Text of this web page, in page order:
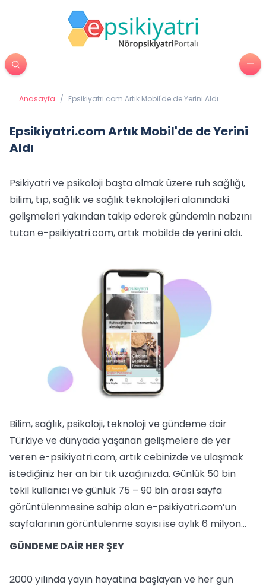
Anasayfa / Epsikiyatri.com Artık Mobil'de de Yerini Aldı
Epsikiyatri.com Artık Mobil'de de Yerini
Aldı
Psikiyatri ve psikoloji başta olmak üzere ruh sağlığı,
bilim, tıp, sağlık ve sağlık teknolojileri alanındaki
gelişmeleri yakından takip ederek gündemin nabzını
tutan e-psikiyatri.com, artık mobilde de yerini aldı.
Bilim, sağlık, psikoloji, teknoloji ve gündeme dair
Türkiye ve dünyada yaşanan gelişmelere de yer
veren e-psikiyatri.com, artık cebinizde ve ulaşmak
istediğiniz her an bir tık uzağınızda. Günlük 50 bin
tekil kullanıcı ve günlük 75 – 90 bin arası sayfa
görüntülenmesine sahip olan e-psikiyatri.com’un
sayfalarının görüntülenme sayısı ise aylık 6 milyon...
GÜNDEME DAİR HER ŞEY
2000 yılında yayın hayatına başlayan ve her gün